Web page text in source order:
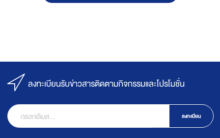
ลงทะเบียนรับข่าวสารติดตามกิจกรรมและโปรโมชั่น
ลงทะเบียน